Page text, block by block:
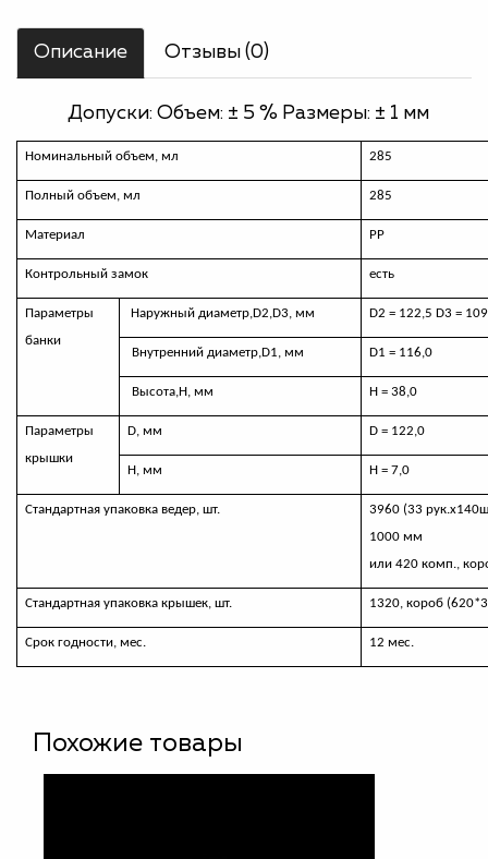
Описание Отзывы (0)
Допуски: Объем: ± 5 % Размеры: ± 1 мм
Номинальный объем, мл 285
Полный объем, мл 285
Материал РР
Контрольный замок есть
Параметры
банки
Наружный диаметр,D2,D3, мм D2 = 122,5 D3 =
Внутренний диаметр,D1, мм D1 = 116,0
Высота,H, мм H = 38,0
Параметры
крышки
D, мм D = 122,0
Н, мм Н = 7,0
Стандартная упаковка ведер, шт.
3960 (33
1000 мм
или 420 комп.,
Стандартная упаковка крышек, шт. 1320, короб
Срок годности, мес. 12 мес.
Похожие товары